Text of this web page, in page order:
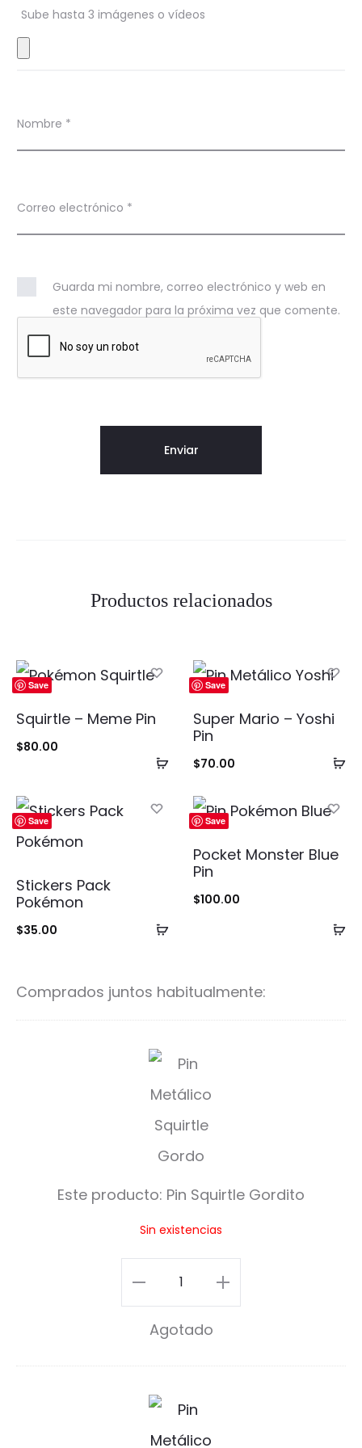
e
s
Sube hasta 3 imágenes o vídeos
Nombre *
Correo electrónico *
Guarda mi nombre, correo electrónico y web en
este navegador para la próxima vez que comente.
Productos relacionados
Save
Añadir
carrito
Squirtle – Meme Pin
$80.00
Save
Super Mario – Yoshi
Pin
$70.00
Save
Añadir
Stickers Pack
Pokémon
$35.00
Save
Pocket Monster Blue
Pin
$100.00
Comprados juntos habitualmente:
P
i
n
S
i
t
l
e
Este producto: Pin Squirtle Gordito
Sin existencias
Pin
Squirtle
Gordito
cantidad
Agotado
P
i